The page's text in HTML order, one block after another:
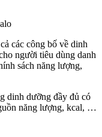
các công bố về dinh
người tiêu dùng danh
sách năng lượng,
dinh dưỡng đầy đủ có
năng lượng, kcal, …